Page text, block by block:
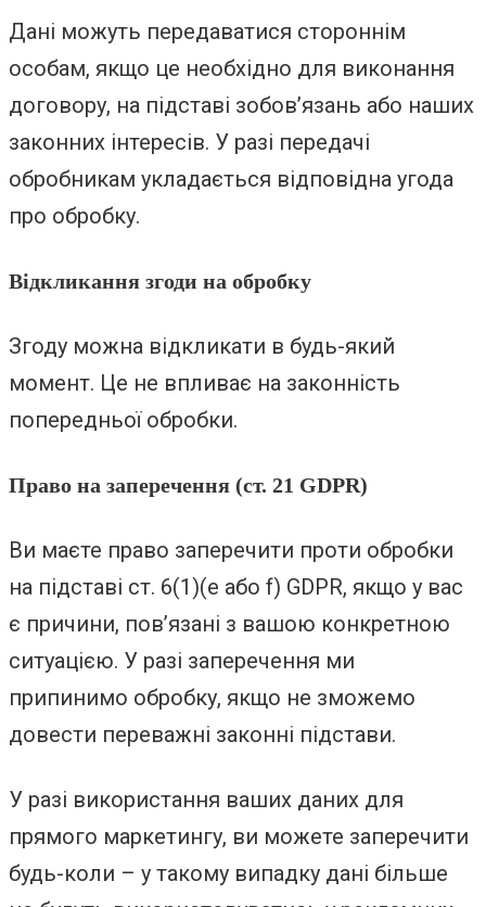
Дані можуть передаватися стороннім
особам, якщо це необхідно для виконання
договору, на підставі зобов’язань або наших
законних інтересів. У разі передачі
обробникам укладається відповідна угода
про обробку.
Відкликання згоди на обробку
Згоду можна відкликати в будь-який
момент. Це не впливає на законність
попередньої обробки.
Право на заперечення (ст. 21 GDPR)
Ви маєте право заперечити проти обробки
на підставі ст. 6(1)(e або f) GDPR, якщо у вас
є причини, пов’язані з вашою конкретною
ситуацією. У разі заперечення ми
припинимо обробку, якщо не зможемо
довести переважні законні підстави.
У разі використання ваших даних для
прямого маркетингу, ви можете заперечити
будь-коли – у такому випадку дані більше